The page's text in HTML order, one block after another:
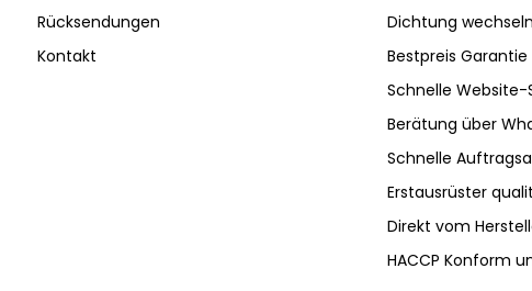
Rücksendungen
Kontakt
Dichtung wechseln
Bestpreis Garantie
Schnelle Website-
Berätung über
Schnelle
Erstausrüster
Direkt vom
HACCP Konform